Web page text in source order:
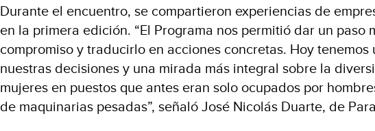
Durante el encuentro, se compartieron experiencias de
en la primera edición. “El Programa nos permitió dar un paso
compromiso y traducirlo en acciones concretas. Hoy tenemos
nuestras decisiones y una mirada más integral sobre la
mujeres en puestos que antes eran solo ocupados por
de maquinarias pesadas”, señaló José Nicolás Duarte, de